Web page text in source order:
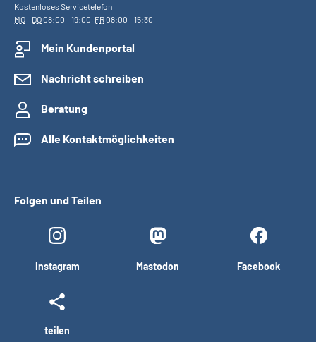
Kostenloses Servicetelefon
MO- DO08:00 - 19:00, FR08:00 - 15:30
Mein Kundenportal
Nachricht schreiben
Beratung
Alle Kontaktmöglichkeiten
Folgen und Teilen
Instagram Mastodon Facebook
teilen